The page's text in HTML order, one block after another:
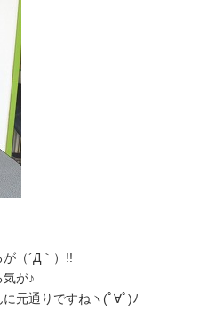
（´Д｀）!!
が♪
元通りですねヽ(ﾟ∀ﾟ)ﾉ